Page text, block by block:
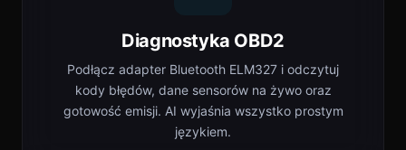
Diagnostyka OBD2
Podłącz adapter Bluetooth ELM327 i odczytuj
kody błędów, dane sensorów na żywo oraz
gotowość emisji. AI wyjaśnia wszystko prostym
językiem.